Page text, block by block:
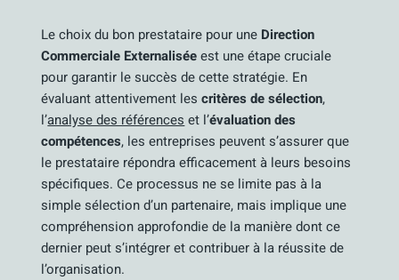
Le choix du bon prestataire pour une Direction
Commerciale Externaliséeest une étape cruciale
pour garantir le succès de cette stratégie. En
évaluant attentivement lescritères de sélection,
l’analyse des références et l’évaluation des
compétences, les entreprises peuvent s’assurer que
le prestataire répondra efficacement à leurs besoins
spécifiques. Ce processus ne se limite pas à la
simple sélection d’un partenaire, mais implique une
compréhension approfondie de la manière dont ce
dernier peut s’intégrer et contribuer à la réussite de
l’organisation.